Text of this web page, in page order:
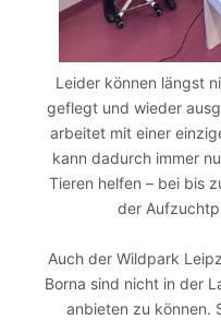
Leider können längst
geflegt und wieder
arbeitet mit einer
kann dadurch immer
Tieren helfen – bei bis
der
Auch der Wildpark
Borna sind nicht in der
anbieten zu können.